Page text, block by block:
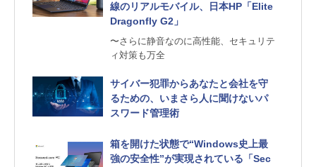
線のリアルモバイル、日本HP「Elite
Dragonfly G2」
〜さらに静⾳なのに⾼性能、セキュリテ
ィ対策も万全
サイバー犯罪からあなたと会社を守
るための、いまさら人に聞けないパ
スワード管理術
箱を開けた状態で“Windows史上最
強の安全性”が実現されている「Sec